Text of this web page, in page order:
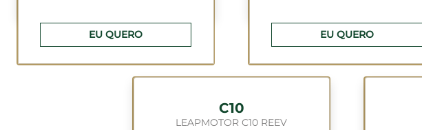
EU QUERO EU QUERO
C10
LEAPMOTOR C10 REEV